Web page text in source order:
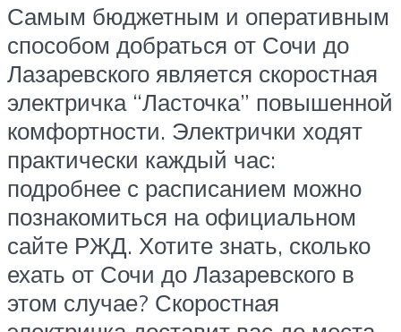
Самым бюджетным и оперативным
способом добраться от Сочи до
Лазаревского является скоростная
электричка “Ласточка” повышенной
комфортности. Электрички ходят
практически каждый час:
подробнее с расписанием можно
познакомиться на официальном
сайте РЖД. Хотите знать, сколько
ехать от Сочи до Лазаревского в
этом случае? Скоростная